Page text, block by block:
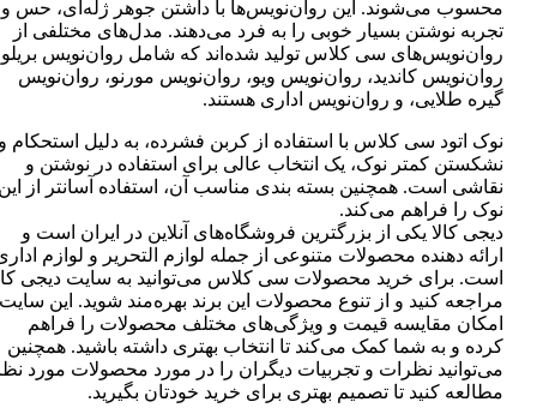
محسوب می‌شوند. این روان‌نویس‌ها با داشتن جوهر ژله‌ای، حس و
تجربه نوشتن بسیار خوبی را به فرد می‌دهند. مدل‌های مختلفی از
روان‌نویس‌های سی کلاس تولید شده‌اند که شامل روان‌نویس
روان‌نویس کاندید، روان‌نویس ویو، روان‌نویس مورنو، روان‌نویس
گیره طلایی، و روان‌نویس اداری هستند.
نوک اتود سی کلاس با استفاده از کربن فشرده، به دلیل استحکام
نشکستن کمتر نوک، یک انتخاب عالی برای استفاده در نوشتن و
نقاشی است. همچنین بسته بندی مناسب آن، استفاده آسانتر از
نوک را فراهم می‌کند.
دیجی کالا یکی از بزرگترین فروشگاه‌های آنلاین در ایران است و
ارائه دهنده محصولات متنوعی از جمله لوازم التحریر و لوازم
است. برای خرید محصولات سی کلاس می‌توانید به سایت دیجی
مراجعه کنید و از تنوع محصولات این برند بهره‌مند شوید. این سایت
امکان مقایسه قیمت و ویژگی‌های مختلف محصولات را فراهم
کرده و به شما کمک می‌کند تا انتخاب بهتری داشته باشید. همچنین
می‌توانید نظرات و تجربیات دیگران را در مورد محصولات مورد
مطالعه کنید تا تصمیم بهتری برای خرید خودتان بگیرید.